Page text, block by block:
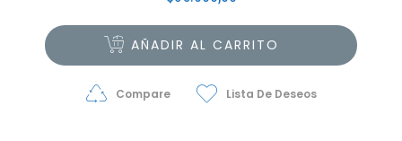
AÑADIR AL CARRITO
Compare Lista De Deseos